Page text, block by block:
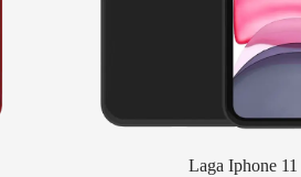
Laga Iphone 11